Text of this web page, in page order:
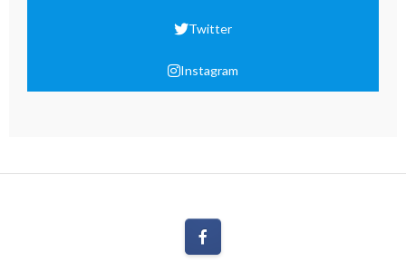
Twitter
Instagram